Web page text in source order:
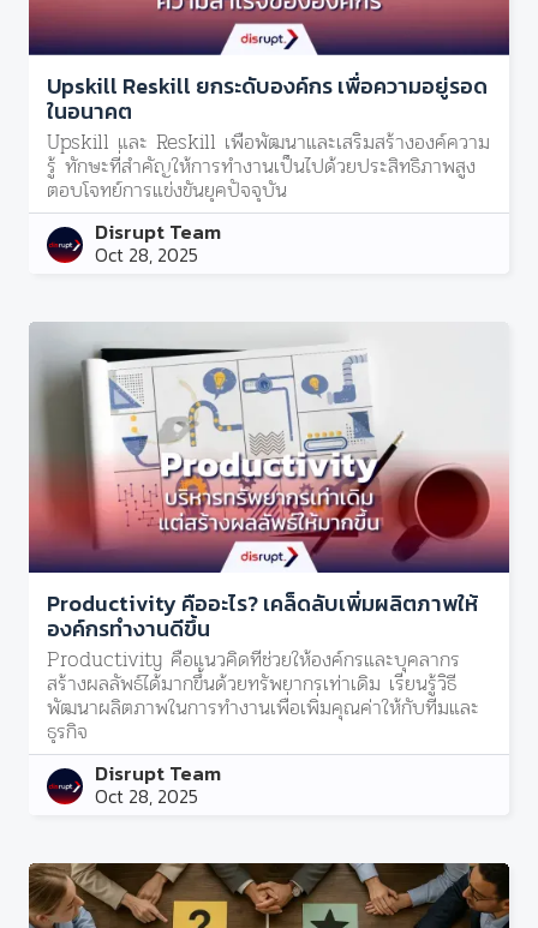
Upskill Reskill ยกระดับองค์กร เพื่อความอยู่รอด
ในอนาคต
Upskill และ Reskill เพื่อพัฒนาและเสริมสร้างองค์ความ
รู้ ทักษะที่สำคัญให้การทำงานเป็นไปด้วยประสิทธิภาพสูง
ตอบโจทย์การแข่งขันยุคปัจจุบัน
Disrupt Team
Oct 28, 2025
Productivity คืออะไร? เคล็ดลับเพิ่มผลิตภาพให้
องค์กรทำงานดีขึ้น
Productivity คือแนวคิดที่ช่วยให้องค์กรและบุคลากร
สร้างผลลัพธ์ได้มากขึ้นด้วยทรัพยากรเท่าเดิม เรียนรู้วิธี
พัฒนาผลิตภาพในการทำงานเพื่อเพิ่มคุณค่าให้กับทีมและ
ธุรกิจ
Disrupt Team
Oct 28, 2025